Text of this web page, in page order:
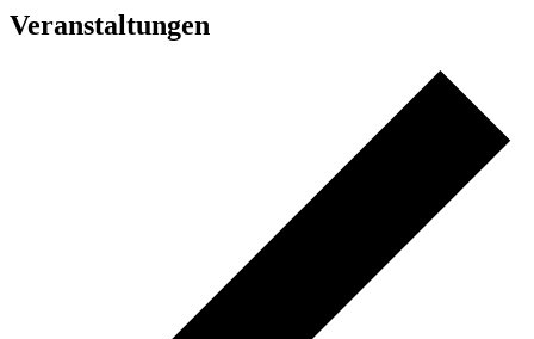
Veranstaltungen